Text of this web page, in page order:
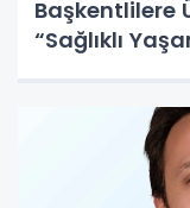
Başkentlilere
“Sağlıklı